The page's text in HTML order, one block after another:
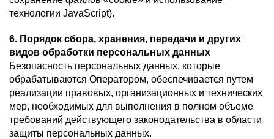
технологии JavaScript).
6. Порядок сбора, хранения, передачи и других
видов обработки персональных данных
Безопасность персональных данных, которые
обрабатываются Оператором, обеспечивается путем
реализации правовых, организационных и технических
мер, необходимых для выполнения в полном объеме
требований действующего законодательства в области
защиты персональных данных.